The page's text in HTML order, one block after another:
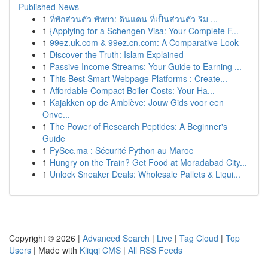
Published News
1 ที่พักส่วนตัว พัทยา: ดินแดน ที่เป็นส่วนตัว ริม ...
1 {Applying for a Schengen Visa: Your Complete F...
1 99ez.uk.com & 99ez.cn.com: A Comparative Look
1 Discover the Truth: Islam Explained
1 Passive Income Streams: Your Guide to Earning ...
1 This Best Smart Webpage Platforms : Create...
1 Affordable Compact Boiler Costs: Your Ha...
1 Kajakken op de Amblève: Jouw Gids voor een
Onve...
1 The Power of Research Peptides: A Beginner's
Guide
1 PySec.ma : Sécurité Python au Maroc
1 Hungry on the Train? Get Food at Moradabad City...
1 Unlock Sneaker Deals: Wholesale Pallets & Liqui...
Copyright © 2026 | Advanced Search | Live | Tag Cloud | Top
Users | Made with Kliqqi CMS | All RSS Feeds